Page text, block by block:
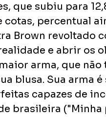
que subiu para
cotas, percentual
Brown revoltado
e abrir os
arma, que não
blusa. Sua arma
capazes de
brasileira